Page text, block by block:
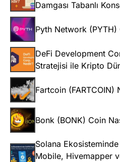
Damgası Tabanlı
Pyth Network (PYTH)
DeFi Development
Stratejisi ile Kripto
Fartcoin (FARTCOIN)
Bonk (BONK) Coin
Solana
Mobile, Hivemapper